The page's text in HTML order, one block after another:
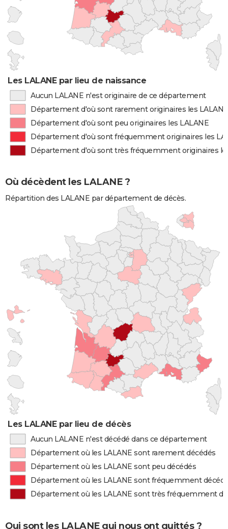
Les LALANE par lieu de naissance
Aucun LALANE n'est originaire de ce département
Département d'où sont rarement originaires les LALANE
Département d'où sont peu originaires les LALANE
Département d'où sont fréquemment originaires les
Département d'où sont très fréquemment originaires
Où décèdent les LALANE ?
Répartition des LALANE par département de décès.
Les LALANE par lieu de décès
Aucun LALANE n'est décédé dans ce département
Département où les LALANE sont rarement décédés
Département où les LALANE sont peu décédés
Département où les LALANE sont fréquemment
Département où les LALANE sont très fréquemment
Qui sont les LALANE qui nous ont quittés ?